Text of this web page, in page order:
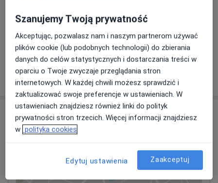
ze schorzeniami układu pokarmowego takimi jak
refluks, czy zaparcia.
Szkolenia podyplomowe:
- Osteopatia pediatryczna i opieka okołoporodowa.
(Caroline Stone D.O)
- Patologia ( Philippe Verhagen D. O)
Terapia wisceralna
270 zł Szczegóły Umów wizytę
W jaki sposób ustalane są ceny?
Pietreha - osteopatia i fizjoterapia
Żołnierzy I Armii Wojska Polskiego 4/1,
Śródmieście, 81-380Gdynia
Szanujemy Twoją prywatność
Akceptując, pozwalasz nam i naszym partnerom używać
plików cookie (lub podobnych technologii) do zbierania
danych do celów statystycznych i dostarczania treści w
oparciu o Twoje zwyczaje przeglądania stron
internetowych. W każdej chwili możesz sprawdzić i
zaktualizować swoje preferencje w ustawieniach. W
ustawieniach znajdziesz również linki do polityk
prywatności stron trzecich. Więcej informacji znajdziesz
w polityka cookies
Edytuj ustawienia Zaakceptuj